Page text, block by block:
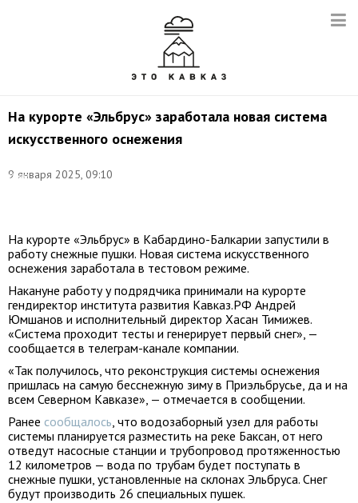
На курорте «Эльбрус» заработала новая система
искусственного оснежения
9 января 2025, 09:10
Иван
На курорте «Эльбрус» в Кабардино-Балкарии запустили в
работу снежные пушки. Новая система искусственного
оснежения заработала в тестовом режиме.
Накануне работу у подрядчика принимали на курорте
гендиректор института развития Кавказ.РФ Андрей
Юмшанов и исполнительный директор Хасан Тимижев.
«Система проходит тесты и генерирует первый снег», —
сообщается в телеграм-канале компании.
«Так получилось, что реконструкция системы оснежения
пришлась на самую бесснежную зиму в Приэльбрусье, да и на
всем Северном Кавказе», — отмечается в сообщении.
Ранее сообщалось, что водозаборный узел для работы
системы планируется разместить на реке Баксан, от него
отведут насосные станции и трубопровод протяженностью
12 километров — вода по трубам будет поступать в
снежные пушки, установленные на склонах Эльбруса. Снег
будут производить 26 специальных пушек.